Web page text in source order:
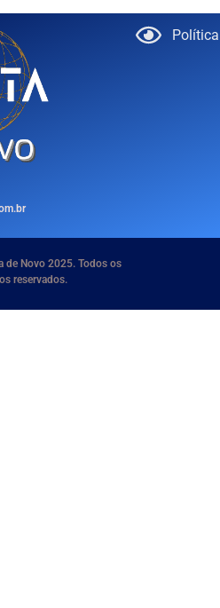
de Novo 2025. Todos os
reservados.